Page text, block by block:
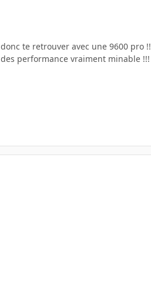
te retrouver avec une 9600 pro !!
performance vraiment minable !!!